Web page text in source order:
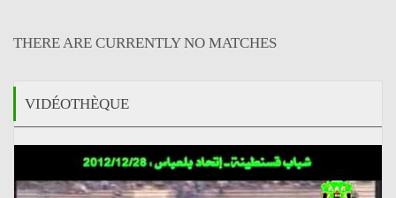
THERE ARE CURRENTLY NO MATCHES
VIDÉOTHÈQUE